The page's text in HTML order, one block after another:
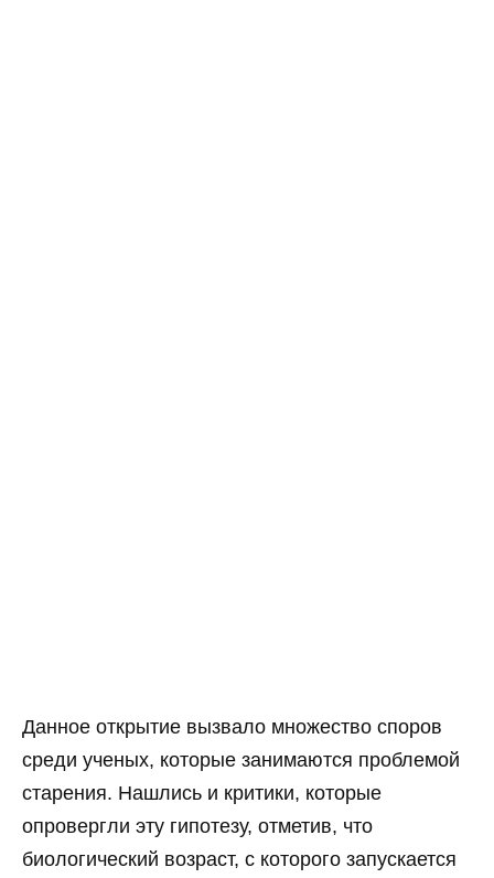
Данное открытие вызвало множество споров
среди ученых, которые занимаются проблемой
старения. Нашлись и критики, которые
опровергли эту гипотезу, отметив, что
биологический возраст, с которого запускается